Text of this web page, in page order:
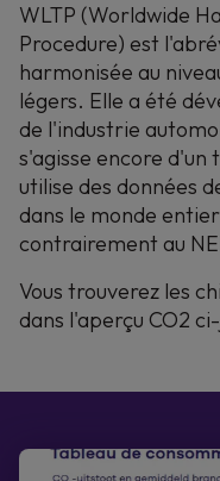
WLTP (Worldwide
Procedure) est
harmonisée au
légers. Elle a été
de l'industrie
s'agisse encore d'un
utilise des données
dans le monde
contrairement au
Vous trouverez les
dans l'aperçu CO2